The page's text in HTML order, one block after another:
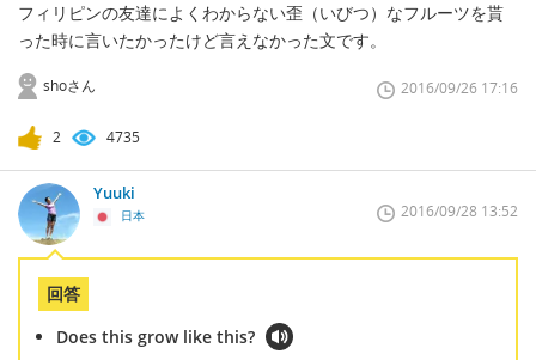
フィリピンの友達によくわからない歪（いびつ）なフルーツを貰
った時に言いたかったけど言えなかった文です。
shoさん 2016/09/26 17:16
2 4735
Yuuki
日本 2016/09/28 13:52
回答
Does this grow like this?